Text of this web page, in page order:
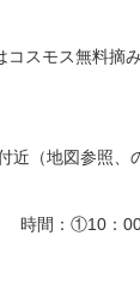
スモス無料摘
近（地図参照、
時間：①10：